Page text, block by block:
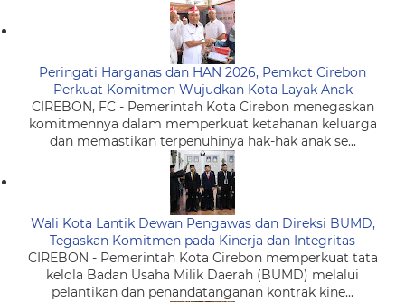
Peringati Harganas dan HAN 2026, Pemkot Cirebon
Perkuat Komitmen Wujudkan Kota Layak Anak
CIREBON, FC - Pemerintah Kota Cirebon menegaskan
komitmennya dalam memperkuat ketahanan keluarga
dan memastikan terpenuhinya hak-hak anak se...
Wali Kota Lantik Dewan Pengawas dan Direksi BUMD,
Tegaskan Komitmen pada Kinerja dan Integritas
CIREBON - Pemerintah Kota Cirebon memperkuat tata
kelola Badan Usaha Milik Daerah (BUMD) melalui
pelantikan dan penandatanganan kontrak kine...